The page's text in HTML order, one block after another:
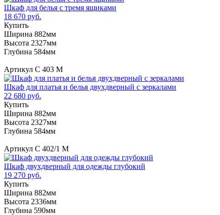
Шкаф для белья с тремя ящиками
18 670 руб.
Купить
Ширина 882мм
Высота 2327мм
Глубина 584мм
Артикул С 403 М
Шкаф для платья и белья двухдверный с зеркалами
22 680 руб.
Купить
Ширина 882мм
Высота 2327мм
Глубина 584мм
Артикул C 402/1 M
Шкаф двухдверный для одежды глубокий
19 270 руб.
Купить
Ширина 882мм
Высота 2336мм
Глубина 590мм